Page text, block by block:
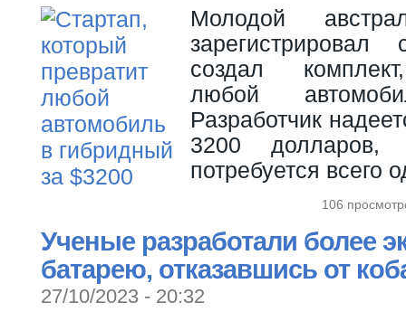
Молодой
создал
любой
Разработчик
3200
потребуется всего
106
Ученые разработали более
батарею, отказавшись от
27/10/2023 - 20:32